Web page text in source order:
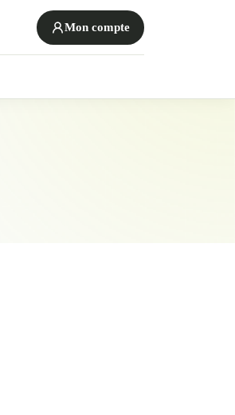
Mon compte